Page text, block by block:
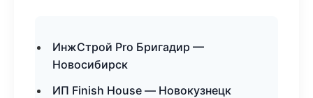
ИнжСтрой Pro Бригадир —
Новосибирск
ИП Finish House — Новокузнецк